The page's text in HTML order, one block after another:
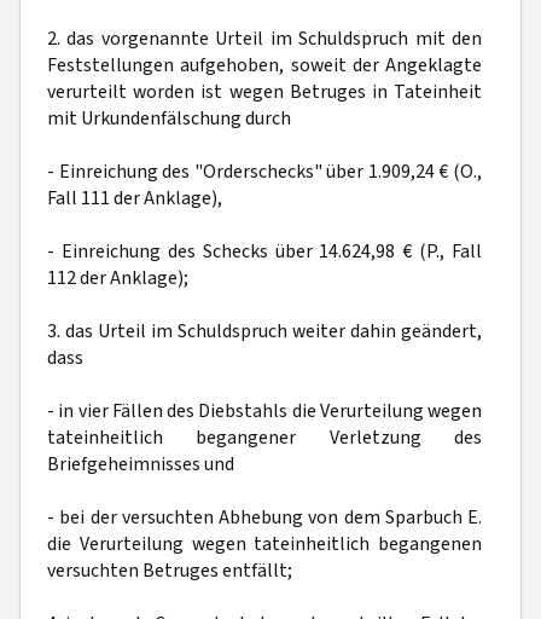
2. das vorgenannte Urteil im Schuldspruch mit den
Feststellungen aufgehoben, soweit der Angeklagte
verurteilt worden ist wegen Betruges in Tateinheit
mit Urkundenfälschung durch
- Einreichung des "Orderschecks" über 1.909,24 € (O.,
Fall 111 der Anklage),
- Einreichung des Schecks über 14.624,98 € (P., Fall
112 der Anklage);
3. das Urteil im Schuldspruch weiter dahin geändert,
dass
- in vier Fällen des Diebstahls die Verurteilung wegen
tateinheitlich begangener Verletzung des
Briefgeheimnisses und
- bei der versuchten Abhebung von dem Sparbuch E.
die Verurteilung wegen tateinheitlich begangenen
versuchten Betruges entfällt;